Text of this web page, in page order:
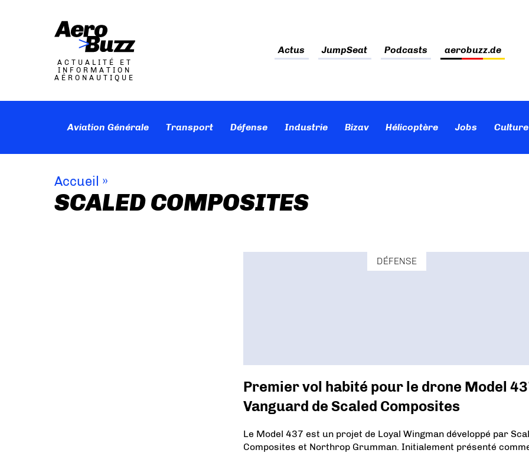
ACTUALITÉ ET
INFORMATION
AÉRONAUTIQUE
Actus JumpSeat Podcasts aerobuzz.de
Aviation Générale Transport Défense Industrie Bizav Hélicoptère Jobs
Accueil »
SCALED COMPOSITES
DÉFENSE
Premier vol habité pour le drone Model
Vanguard de Scaled Composites
Le Model 437 est un projet de Loyal Wingman développé par
Composites et Northrop Grumman. Initialement présenté